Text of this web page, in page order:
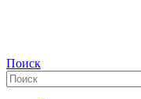
Поиск